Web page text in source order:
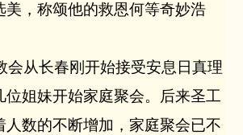
美，称颂他的救恩何等奇妙浩
会从长春刚开始接受安息日真理
位姐妹开始家庭聚会。后来圣工
人数的不断增加，家庭聚会已不